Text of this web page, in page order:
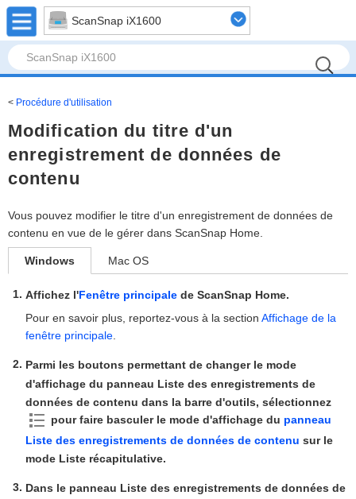
ScanSnap iX1600
Procédure d'utilisation
Modification du titre d'un
enregistrement de données de
contenu
Vous pouvez modifier le titre d'un enregistrement de données de
contenu en vue de le gérer dans ScanSnap Home.
Windows
Affichez l'Fenêtre principale de ScanSnap Home.
Pour en savoir plus, reportez-vous à la section Affichage de la
fenêtre principale
Parmi les boutons permettant de changer le mode
d'affichage du panneau Liste des enregistrements de
données de contenu dans la barre d'outils, sélectionnez
pour faire basculer le mode d'affichage du panneau
Liste des enregistrements de données de contenu sur le
mode Liste récapitulative.
Dans le panneau Liste des enregistrements de données de
Mac OS